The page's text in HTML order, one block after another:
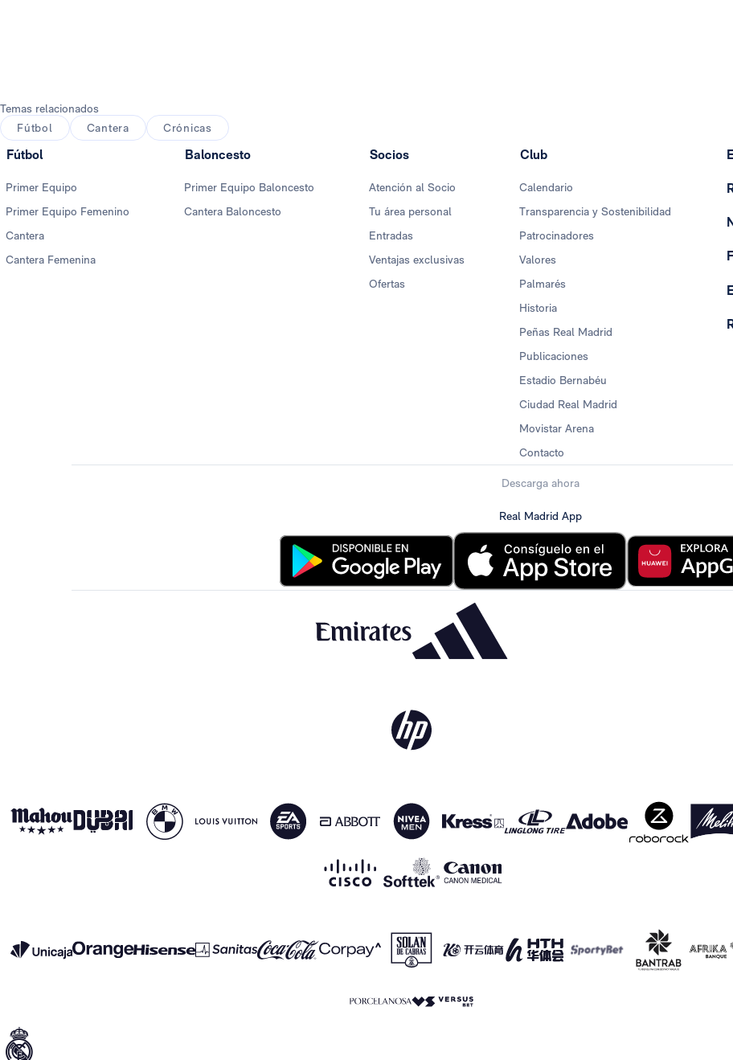
Temas relacionados
Fútbol
Cantera Crónicas
Fútbol
Primer Equipo
Primer Equipo Femenino
Cantera
Cantera Femenina
Baloncesto
Primer Equipo Baloncesto
Cantera Baloncesto
Socios
Atención al Socio
Tu área personal
Entradas
Ventajas exclusivas
Ofertas
Club
Calendario
Transparencia y Sostenibilidad
Patrocinadores
Valores
Palmarés
Historia
Peñas Real Madrid
Publicaciones
Estadio Bernabéu
Ciudad Real Madrid
Movistar Arena
Contacto
Descarga ahora
Real Madrid App